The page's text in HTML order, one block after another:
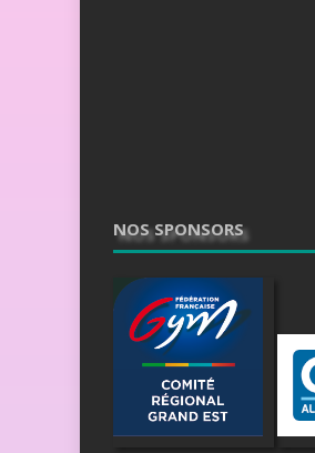
NOS SPONSORS